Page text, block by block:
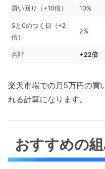
買い回り（+10倍） 10%
5と0のつく日（+2
倍）
2%
合計 +22倍
楽天市場での月5万円の買
れる計算になります。
おすすめの